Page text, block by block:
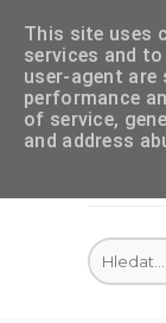
This site uses
services and
user-agent are
performance
of service,
and address